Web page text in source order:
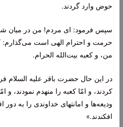
حوض وارد گردند.
سپس فرمود: اى مردم! من در میان
حرمت و احترام الهى است مى‌گذارم:
من، و كعبه بیت‌الله الحرام.
در این حال حضرت باقر علیه السلام
كردند، و امّا كعبه را منهدم نمودند، و
ودیعه‌ها و امانتهاى خداوندى را به دور
افكندند.»